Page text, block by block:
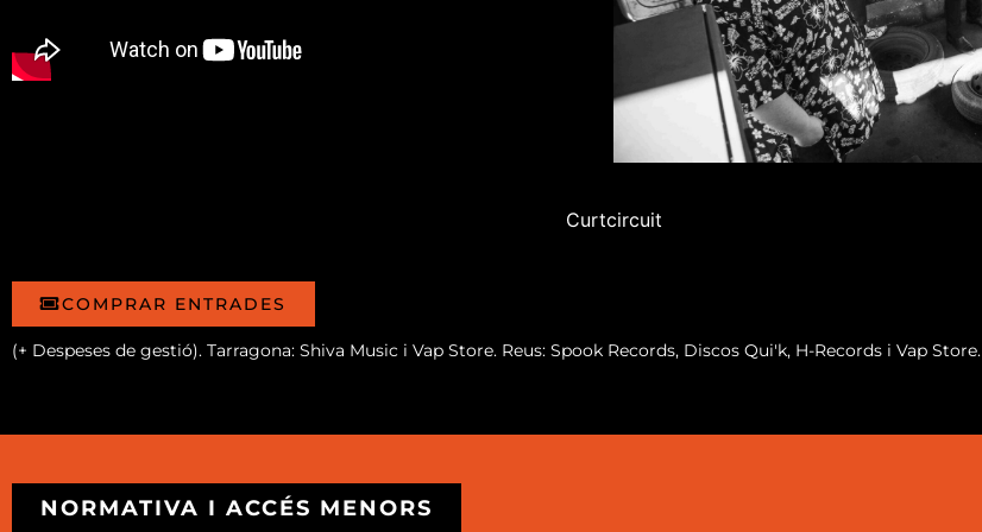
Curtcircuit
COMPRAR ENTRADES
(+ Despeses de gestió). Tarragona: Shiva Music i Vap Store. Reus: Spook Records, Discos Qui'k, H-Records i Vap Store.
NORMATIVA I ACCÉS MENORS